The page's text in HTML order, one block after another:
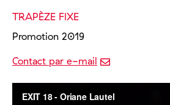
TRAPÈZE FIXE
Promotion 2019
Contact par e-mail